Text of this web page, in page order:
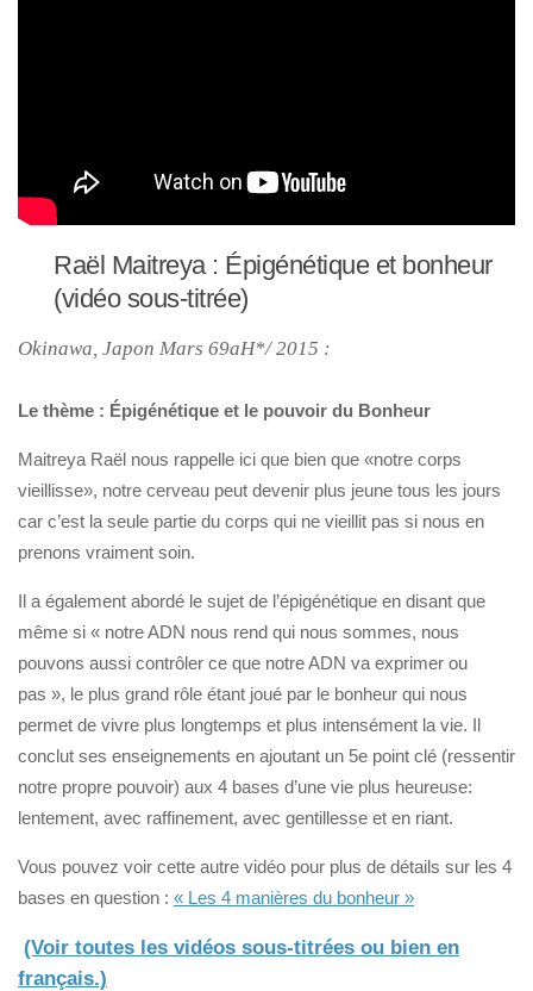
Raël Maitreya : Épigénétique et bonheur
(vidéo sous-titrée)
Okinawa, Japon Mars 69aH*/ 2015 :
Le thème : Épigénétique et le pouvoir du Bonheur
Maitreya Raël nous rappelle ici que bien que «notre corps
vieillisse», notre cerveau peut devenir plus jeune tous les jours
car c’est la seule partie du corps qui ne vieillit pas si nous en
prenons vraiment soin.
Il a également abordé le sujet de l’épigénétique en disant que
même si « notre ADN nous rend qui nous sommes, nous
pouvons aussi contrôler ce que notre ADN va exprimer ou
pas », le plus grand rôle étant joué par le bonheur qui nous
permet de vivre plus longtemps et plus intensément la vie. Il
conclut ses enseignements en ajoutant un 5e point clé (ressentir
notre propre pouvoir) aux 4 bases d’une vie plus heureuse:
lentement, avec raffinement, avec gentillesse et en riant.
Vous pouvez voir cette autre vidéo pour plus de détails sur les 4
bases en question : « Les 4 manières du bonheur »
(Voir toutes les vidéos sous-titrées ou bien en
français.)